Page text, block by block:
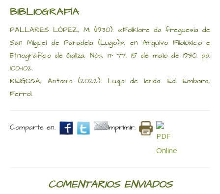
BIBLIOGRAFÍA
PALLARES LÓPEZ, M. (1930): «Folklore da freguesía de
San Miguel de Paradela (Lugo)», en Arquivo Filolóxico e
Etnográfico de Galiza, Nós, nº 77, 15 de maio de 1930. pp.
100-102.
REIGOSA, Antonio (2022): Lugo de lenda. Ed. Embora,
Ferrol.
Comparte en. Imprimir.
COMENTARIOS ENVIADOS